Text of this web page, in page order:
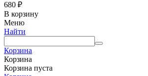
680 ₽
В корзину
Меню
Найти
Корзина
Корзина
Корзина пуста